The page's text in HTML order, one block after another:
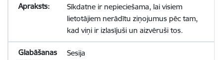
Sīkdatne ir nepieciešama, lai visiem
lietotājiem nerādītu ziņojumus pēc tam,
kad viņi ir izlasījuši un aizvēruši tos.
Sesija